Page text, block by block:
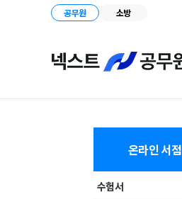
공무원 소방
온라인 서점
수험서